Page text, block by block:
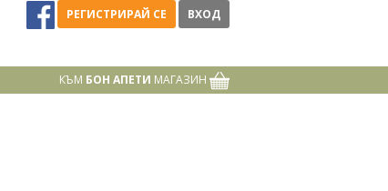
РЕГИСТРИРАЙ СЕ ВХОД
КЪМ БОН АПЕТИ МАГАЗИН